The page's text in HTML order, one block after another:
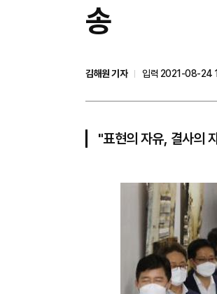
송
김해원 기자
입력 2021-08-24
"표현의 자유, 결사의